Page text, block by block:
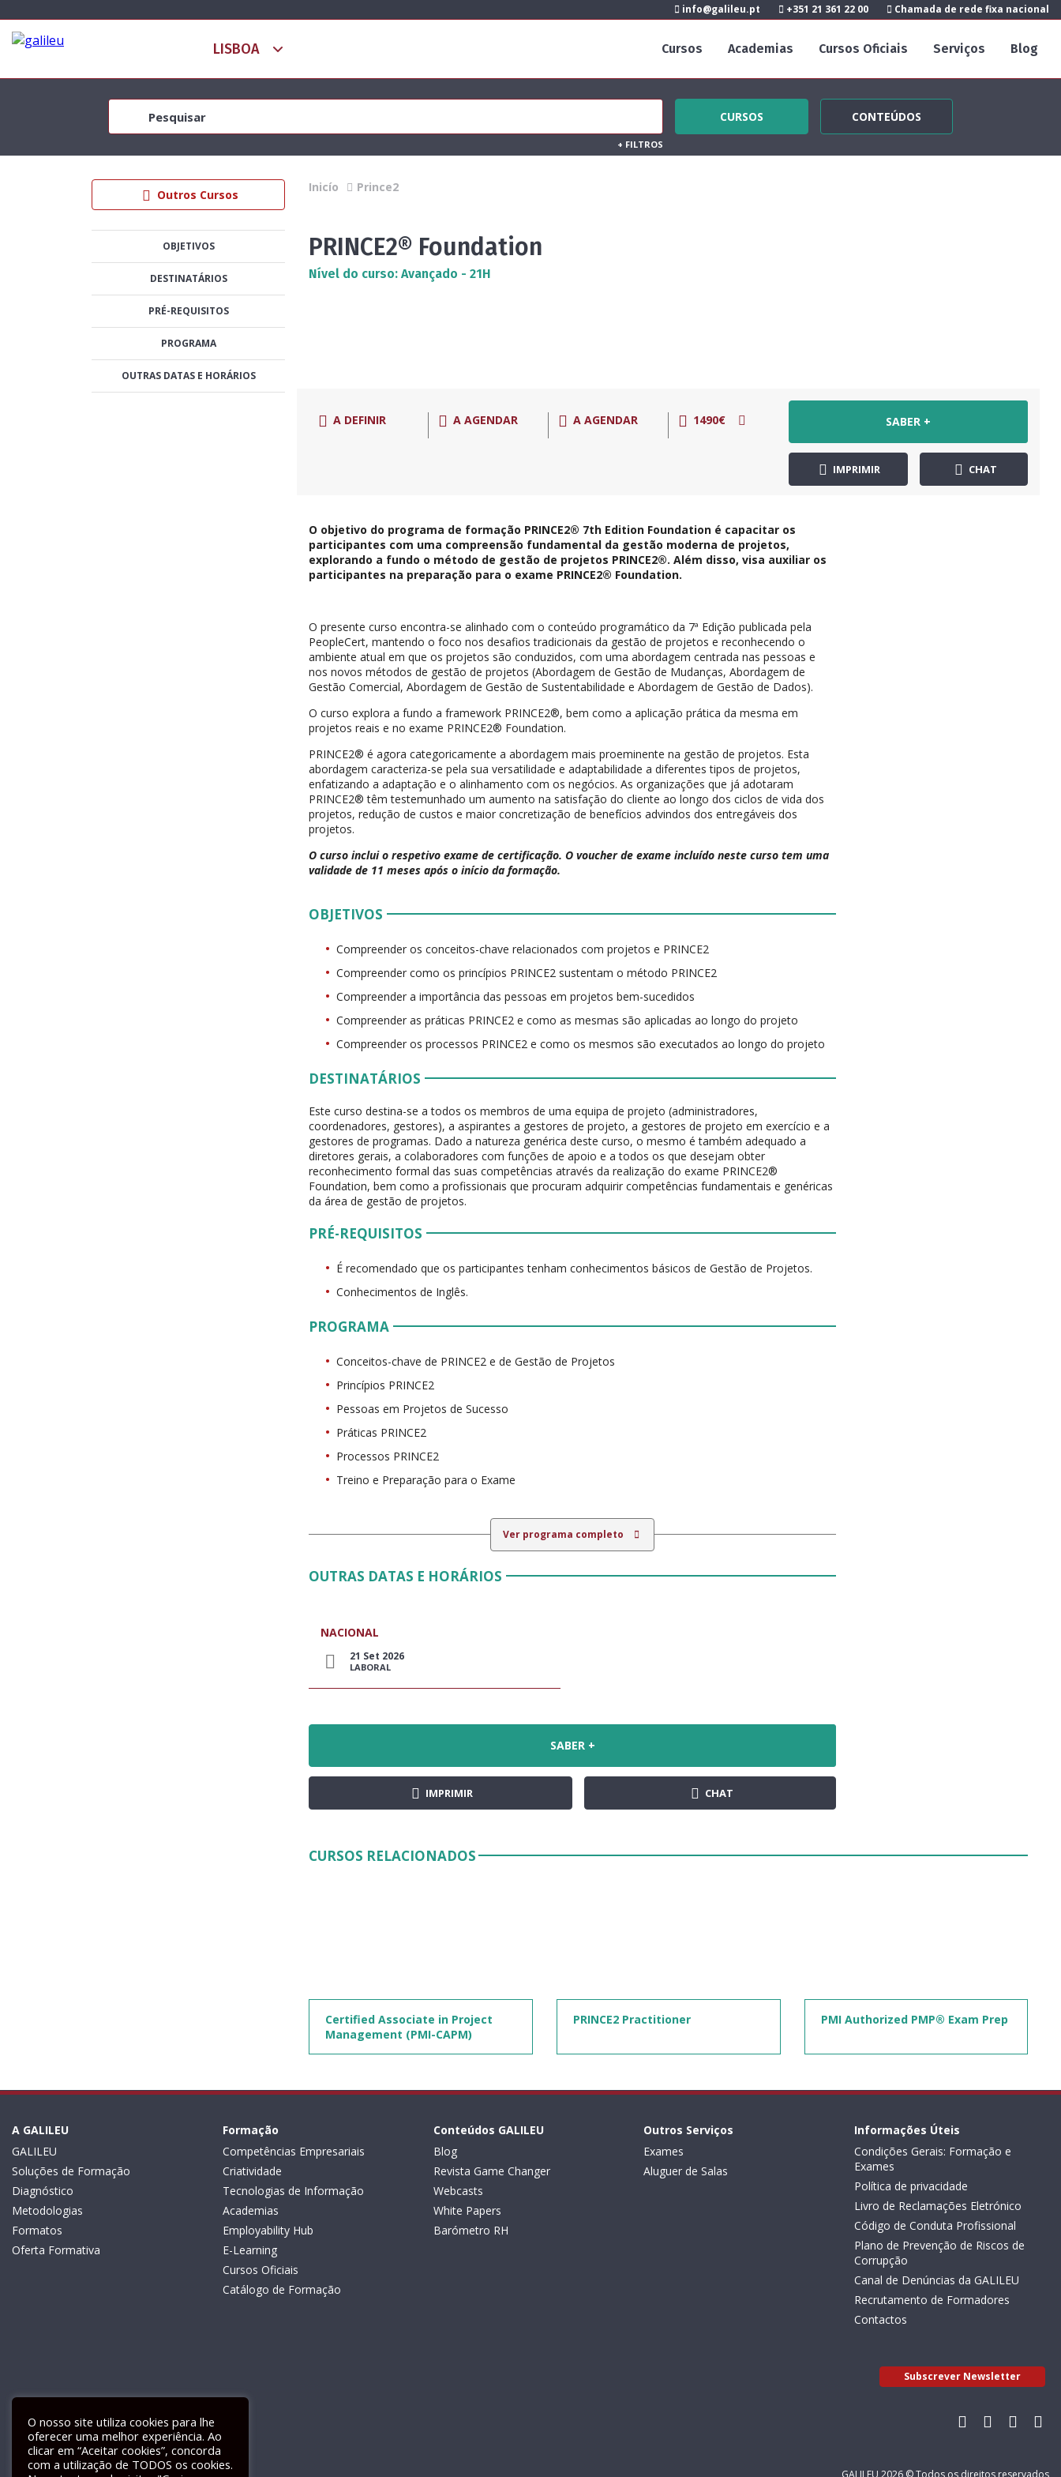
info@galileu.pt +351 21 361 22 00 Chamada de rede fixa nacional
Cursos Academias Cursos Oficiais Serviços Blog
CURSOS CONTEÚDOS
+ FILTROS
Outros Cursos
OBJETIVOS
DESTINATÁRIOS
PRÉ-REQUISITOS
PROGRAMA
OUTRAS DATAS E HORÁRIOS
Inicío Prince2
PRINCE2® Foundation
Nível do curso: Avançado - 21H
A DEFINIR A AGENDAR A AGENDAR 1490€ SABER +
IMPRIMIR CHAT
O objetivo do programa de formação PRINCE2® 7th Edition Foundation é capacitar os
participantes com uma compreensão fundamental da gestão moderna de projetos,
explorando a fundo o método de gestão de projetos PRINCE2®. Além disso, visa auxiliar os
participantes na preparação para o exame PRINCE2® Foundation.
O presente curso encontra-se alinhado com o conteúdo programático da 7ª Edição publicada pela
PeopleCert, mantendo o foco nos desafios tradicionais da gestão de projetos e reconhecendo o
ambiente atual em que os projetos são conduzidos, com uma abordagem centrada nas pessoas e
nos novos métodos de gestão de projetos (Abordagem de Gestão de Mudanças, Abordagem de
Gestão Comercial, Abordagem de Gestão de Sustentabilidade e Abordagem de Gestão de Dados).
O curso explora a fundo a framework PRINCE2®, bem como a aplicação prática da mesma em
projetos reais e no exame PRINCE2® Foundation.
PRINCE2® é agora categoricamente a abordagem mais proeminente na gestão de projetos. Esta
abordagem caracteriza-se pela sua versatilidade e adaptabilidade a diferentes tipos de projetos,
enfatizando a adaptação e o alinhamento com os negócios. As organizações que já adotaram
PRINCE2® têm testemunhado um aumento na satisfação do cliente ao longo dos ciclos de vida dos
projetos, redução de custos e maior concretização de benefícios advindos dos entregáveis dos
projetos.
O curso inclui o respetivo exame de certificação. O voucher de exame incluído neste curso tem uma
validade de 11 meses após o início da formação.
OBJETIVOS
Compreender os conceitos-chave relacionados com projetos e PRINCE2
Compreender como os princípios PRINCE2 sustentam o método PRINCE2
Compreender a importância das pessoas em projetos bem-sucedidos
Compreender as práticas PRINCE2 e como as mesmas são aplicadas ao longo do projeto
Compreender os processos PRINCE2 e como os mesmos são executados ao longo do projeto
DESTINATÁRIOS
Este curso destina-se a todos os membros de uma equipa de projeto (administradores,
coordenadores, gestores), a aspirantes a gestores de projeto, a gestores de projeto em exercício e a
gestores de programas. Dado a natureza genérica deste curso, o mesmo é também adequado a
diretores gerais, a colaboradores com funções de apoio e a todos os que desejam obter
reconhecimento formal das suas competências através da realização do exame PRINCE2®
Foundation, bem como a profissionais que procuram adquirir competências fundamentais e genéricas
da área de gestão de projetos.
PRÉ-REQUISITOS
É recomendado que os participantes tenham conhecimentos básicos de Gestão de Projetos.
Conhecimentos de Inglês.
PROGRAMA
Conceitos-chave de PRINCE2 e de Gestão de Projetos
Princípios PRINCE2
Pessoas em Projetos de Sucesso
Práticas PRINCE2
Processos PRINCE2
Treino e Preparação para o Exame
Ver programa completo
OUTRAS DATAS E HORÁRIOS
NACIONAL
21 Set 2026
LABORAL
SABER +
IMPRIMIR CHAT
CURSOS RELACIONADOS
Certified Associate in Project
Management (PMI-CAPM)
PRINCE2 Practitioner PMI Authorized PMP® Exam Prep
A GALILEU
GALILEU
Soluções de Formação
Diagnóstico
Metodologias
Formatos
Oferta Formativa
Formação
Competências Empresariais
Criatividade
Tecnologias de Informação
Academias
Employability Hub
E-Learning
Cursos Oficiais
Catálogo de Formação
Conteúdos GALILEU
Blog
Revista Game Changer
Webcasts
White Papers
Barómetro RH
Outros Serviços
Exames
Aluguer de Salas
Informações Úteis
Condições Gerais: Formação e
Exames
Política de privacidade
Livro de Reclamações Eletrónico
Código de Conduta Profissional
Plano de Prevenção de Riscos de
Corrupção
Canal de Denúncias da GALILEU
Recrutamento de Formadores
Contactos
Subscrever Newsletter
Livro de Reclamações Electrónico GALILEU 2026 © Todos os direitos reservados
O nosso site utiliza cookies para lhe
oferecer uma melhor experiência. Ao
clicar em “Aceitar cookies”, concorda
com a utilização de TODOS os cookies.